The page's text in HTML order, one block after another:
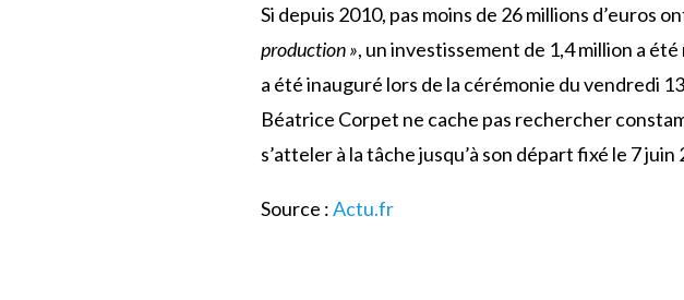
Si depuis 2010, pas moins de 26 millions d’euros
production », un investissement de 1,4 million a
a été inauguré lors de la cérémonie du vendredi
Béatrice Corpet ne cache pas rechercher
s’atteler à la tâche jusqu’à son départ fixé le 7 juin
Source :Actu.fr